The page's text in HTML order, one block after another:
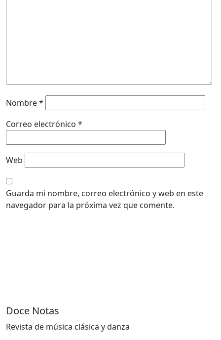
Nombre*
Correo electrónico *
Web
Guarda mi nombre, correo electrónico y web en este
navegador para la próxima vez que comente.
Doce Notas
Revista de música clásica y danza